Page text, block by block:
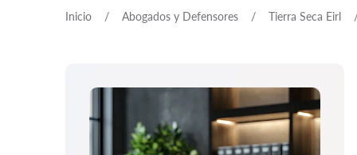
Inicio Abogados y Defensores Tierra Seca Eirl